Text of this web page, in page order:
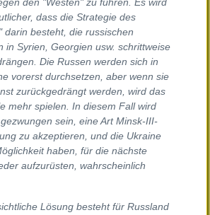
den "Westen" zu führen. Es wird
dass die Strategie des
darin besteht, die russischen
in Syrien, Georgien usw. schrittweise
Die Russen werden sich in
vorerst durchsetzen, aber wenn sie
zurückgedrängt werden, wird das
mehr spielen. In diesem Fall wird
sein, eine Art Minsk-III-
zu akzeptieren, und die Ukraine
haben, für die nächste
aufzurüsten, wahrscheinlich
Lösung besteht für Russland